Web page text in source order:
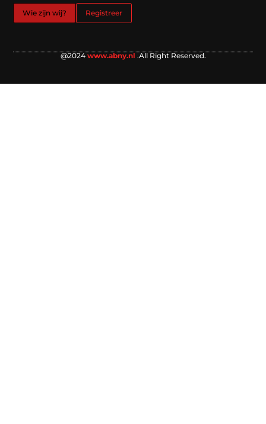
Wie zijn wij? Registreer
@2024 www.abny.nl .All Right Reserved.